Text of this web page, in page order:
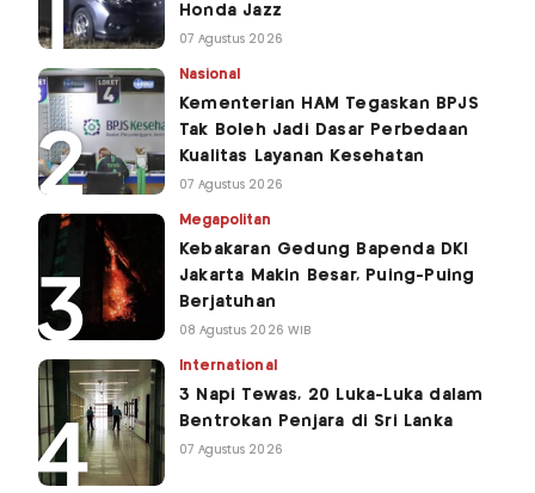
Honda Jazz
07 Agustus 2026
Nasional
Kementerian HAM Tegaskan BPJS
Tak Boleh Jadi Dasar Perbedaan
Kualitas Layanan Kesehatan
07 Agustus 2026
Megapolitan
Kebakaran Gedung Bapenda DKI
Jakarta Makin Besar, Puing-Puing
Berjatuhan
08 Agustus 2026 WIB
International
3 Napi Tewas, 20 Luka-Luka dalam
Bentrokan Penjara di Sri Lanka
07 Agustus 2026